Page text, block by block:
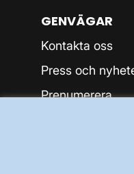
GENVÄGAR
Kontakta oss
Press och
Prenumerera